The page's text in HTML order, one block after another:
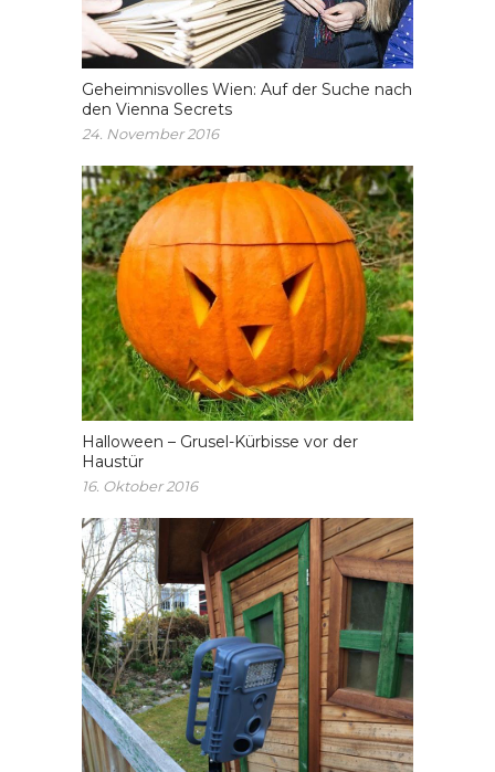
Geheimnisvolles Wien: Auf der Suche nach
den Vienna Secrets
24. November 2016
Halloween – Grusel-Kürbisse vor der
Haustür
16. Oktober 2016